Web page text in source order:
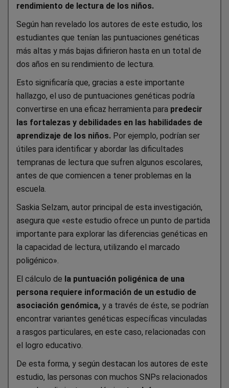
rendimiento de lectura de los niños.
Según han revelado los autores de este estudio, los
estudiantes que tenían las puntuaciones genéticas
más altas y más bajas difirieron hasta en un total de
dos años en su rendimiento de lectura.
Esto significaría que, gracias a este importante
hallazgo, el uso de puntuaciones genéticas podría
convertirse en una eficaz herramienta para predecir
las fortalezas y debilidades en las habilidades de
aprendizaje de los niños. Por ejemplo, podrían ser
útiles para identificar y abordar las dificultades
tempranas de lectura que sufren algunos escolares,
antes de que comiencen a tener problemas en la
escuela.
Saskia Selzam, autor principal de esta investigación,
asegura que «este estudio ofrece un punto de partida
importante para explorar las diferencias genéticas en
la capacidad de lectura, utilizando el marcado
poligénico».
El cálculo de la puntuación poligénica de una
persona requiere información de un estudio de
asociación genómica, y a través de éste, se podrían
encontrar variantes genéticas específicas vinculadas
a rasgos particulares, en este caso, relacionadas con
el logro educativo.
De esta forma, y según destacan los autores de este
estudio, las personas con muchos SNPs relacionados